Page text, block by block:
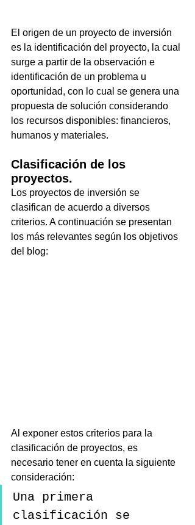
El origen de un proyecto de inversión
es la identificación del proyecto, la cual
surge a partir de la observación e
identificación de un problema u
oportunidad, con lo cual se genera una
propuesta de solución considerando
los recursos disponibles: financieros,
humanos y materiales.
Clasificación de los
proyectos.
Los proyectos de inversión se
clasifican de acuerdo a diversos
criterios. A continuación se presentan
los más relevantes según los objetivos
del blog:
Al exponer estos criterios para la
clasificación de proyectos, es
necesario tener en cuenta la siguiente
consideración:
Una primera
clasificación se